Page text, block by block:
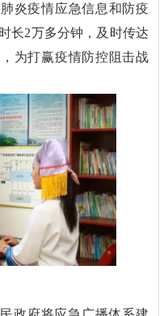
炎疫情应急信息和防疫
长2万多分钟，及时传达
为打赢疫情防控阻击战